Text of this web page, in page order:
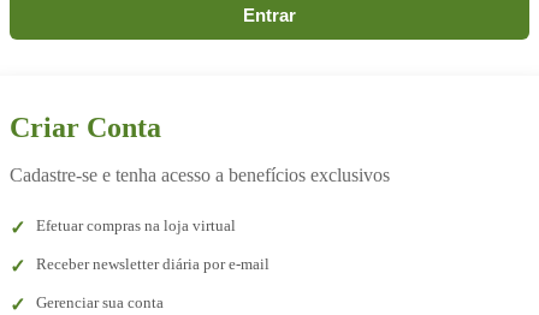
Entrar
Criar Conta
Cadastre-se e tenha acesso a benefícios exclusivos
Efetuar compras na loja virtual
Receber newsletter diária por e-mail
Gerenciar sua conta